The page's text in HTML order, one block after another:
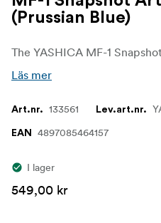
(Prussian Blue)
Läs mer
Art.nr. 133561 Lev.art.nr.
EAN 4897085464157
I lager
549,00 kr